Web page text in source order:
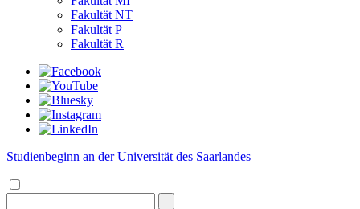
Fakultät NT
Fakultät P
Fakultät R
Studienbeginn an der Universität des Saarlandes